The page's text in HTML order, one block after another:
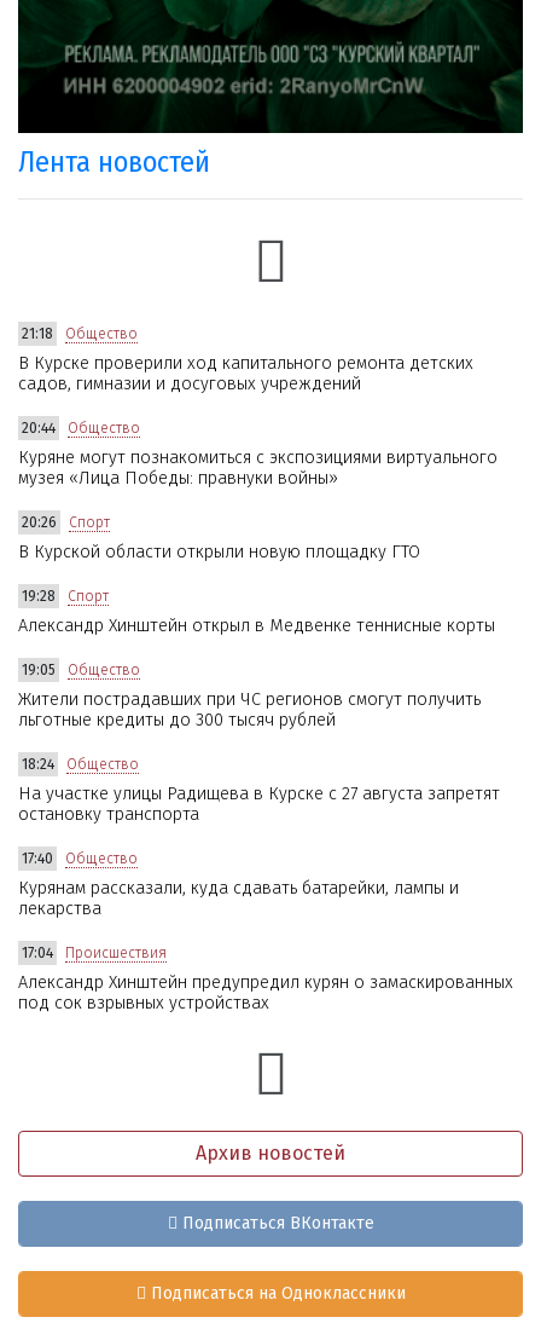
Лента новостей
21:18 Общество
В Курске проверили ход капитального ремонта детских
садов, гимназии и досуговых учреждений
20:44 Общество
Куряне могут познакомиться с экспозициями виртуального
музея «Лица Победы: правнуки войны»
20:26 Спорт
В Курской области открыли новую площадку ГТО
19:28 Спорт
Александр Хинштейн открыл в Медвенке теннисные корты
19:05 Общество
Жители пострадавших при ЧС регионов смогут получить
льготные кредиты до 300 тысяч рублей
18:24 Общество
На участке улицы Радищева в Курске с 27 августа запретят
остановку транспорта
17:40 Общество
Курянам рассказали, куда сдавать батарейки, лампы и
лекарства
17:04 Происшествия
Александр Хинштейн предупредил курян о замаскированных
под сок взрывных устройствах
Архив новостей
Подписаться ВКонтакте
Подписаться на Одноклассники